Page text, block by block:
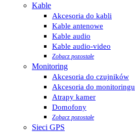
Kable
Akcesoria do kabli
Kable antenowe
Kable audio
Kable audio-video
Zobacz pozostałe
Monitoring
Akcesoria do czujników
Akcesoria do monitoringu
Atrapy kamer
Domofony
Zobacz pozostałe
Sieci GPS